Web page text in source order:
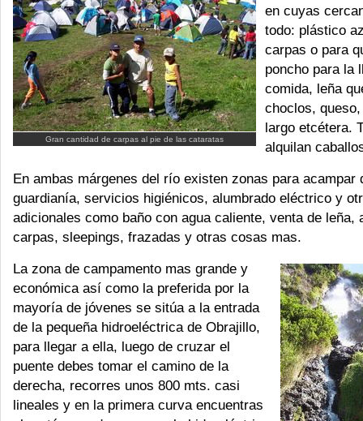
Gran cantidad de carpas al pie de las cataratas
en cuyas
todo: plástico
carpas o para
poncho para la
comida, leña
choclos,
largo etcétera.
alquilan
En ambas márgenes del río existen zonas para acampar
guardianía, servicios higiénicos, alumbrado eléctrico y
adicionales como baño con agua caliente, venta de leña,
carpas, sleepings, frazadas y otras cosas mas.
La zona de campamento mas grande y
económica así como la preferida por la
mayoría de jóvenes se sitúa a la entrada
de la pequeña hidroeléctrica de Obrajillo,
para llegar a ella, luego de cruzar el
puente debes tomar el camino de la
derecha, recorres unos 800 mts. casi
lineales y en la primera curva encuentras